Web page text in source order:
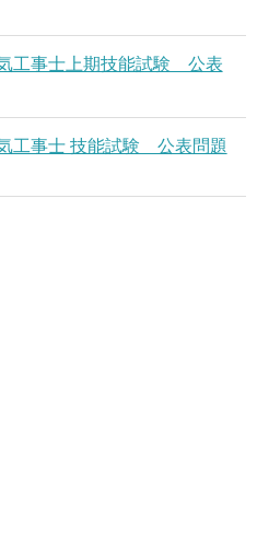
工事士上期技能試験 公表
工事士 技能試験 公表問題